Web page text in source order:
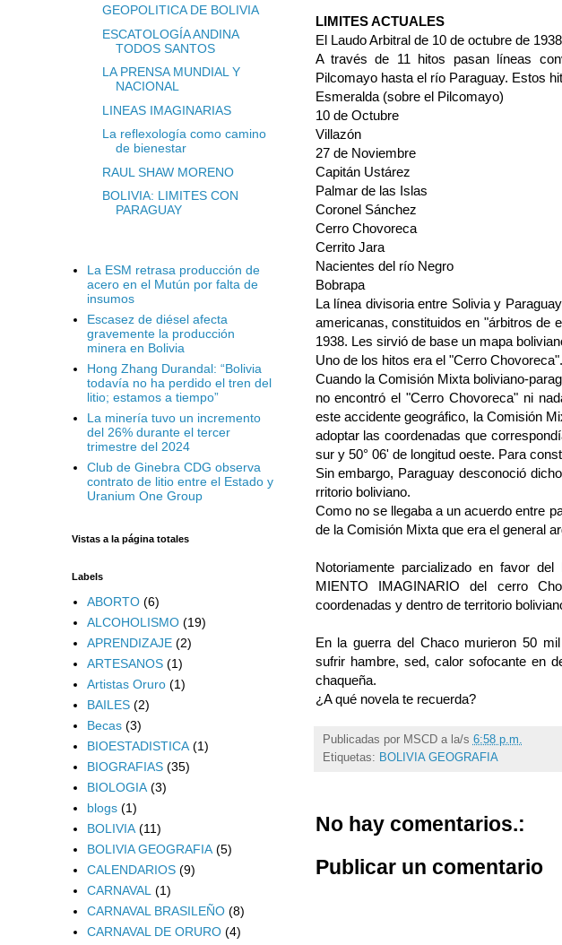
LIMITES ACTUALES
El Laudo Arbitral de 10 de octubre de
A través de 11 hitos pasan líneas
Pilcomayo has­ta el río Paraguay. Estos
Esmeralda (sobre el Pilcomayo)
10 de Octubre
Villazón
27 de Noviembre
Capitán Ustárez
Palmar de las Islas
Coronel Sánchez
Cerro Chovoreca
Cerrito Jara
Nacientes del río Negro
Bobrapa
La línea divisoria entre Solivia y
americanas, constituidos en "árbitros de
1938. Les sirvió de base un mapa
Uno de los hitos era el "Cerro Chovoreca".
Cuando la Comisión Mixta boliviano-
no encontró el "Cerro Chovoreca" ni
este ac­cidente geográfico, la Comisión
adoptar las coordenadas que
sur y 50° 06' de longitud oeste. Para
Sin embargo, Paraguay desconoció
rritorio boliviano.
Como no se llegaba a un acuerdo entre
de la Comisión Mixta que era el general
Notoriamente parcializado en favor
MIENTO IMAGINARIO del cerro
coordenadas y dentro de territorio
En la guerra del Chaco murieron 50
sufrir hambre, sed, calor sofocante en
chaqueña.
¿A qué novela te recuerda?
Publicadas por MSCD a la/s 6:58 p.m.
Etiquetas: BOLIVIA GEOGRAFIA
No hay comentarios.:
Publicar un comentario
GEOPOLITICA DE BOLIVIA
ESCATOLOGÍA ANDINA
TODOS SANTOS
LA PRENSA MUNDIAL Y
NACIONAL
LINEAS IMAGINARIAS
La reflexología como camino
de bienestar
RAUL SHAW MORENO
BOLIVIA: LIMITES CON
PARAGUAY
La ESM retrasa producción de
acero en el Mutún por falta de
insumos
Escasez de diésel afecta
gravemente la producción
minera en Bolivia
Hong Zhang Durandal: “Bolivia
todavía no ha perdido el tren del
litio; estamos a tiempo”
La minería tuvo un incremento
del 26% durante el tercer
trimestre del 2024
Club de Ginebra CDG observa
contrato de litio entre el Estado y
Uranium One Group
Vistas a la página totales
Labels
ABORTO (6)
ALCOHOLISMO (19)
APRENDIZAJE (2)
ARTESANOS (1)
Artistas Oruro (1)
BAILES (2)
Becas (3)
BIOESTADISTICA (1)
BIOGRAFIAS (35)
BIOLOGIA (3)
blogs (1)
BOLIVIA (11)
BOLIVIA GEOGRAFIA (5)
CALENDARIOS (9)
CARNAVAL (1)
CARNAVAL BRASILEÑO (8)
CARNAVAL DE ORURO (4)